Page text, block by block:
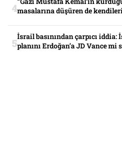
masalarına düşüren de
İsrail basınından çarpıcı
planını Erdoğan’a JD Vance mi